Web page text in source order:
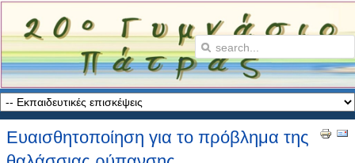
Ευαισθητοποίηση για το πρόβλημα της